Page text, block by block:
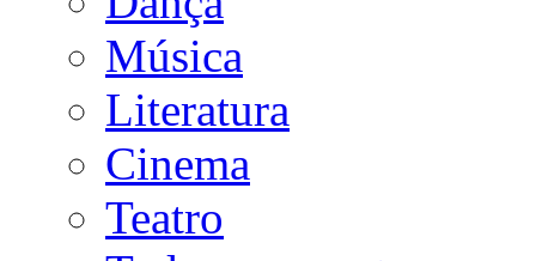
Música
Literatura
Cinema
Teatro